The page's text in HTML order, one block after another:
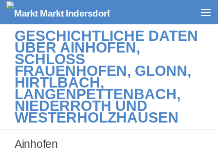
Zum Inhalt springen
GESCHICHTLICHE DATEN
ÜBER AINHOFEN,
SCHLOSS
FRAUENHOFEN, GLONN,
HIRTLBACH,
LANGENPETTENBACH,
NIEDERROTH UND
WESTERHOLZHAUSEN
Ainhofen